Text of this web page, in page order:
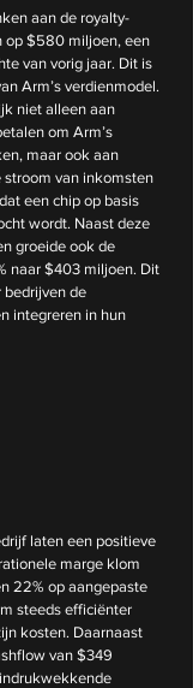
aan de royalty-
op $580 miljoen, een
van vorig jaar. Dit is
Arm’s verdienmodel.
niet alleen aan
om Arm’s
maar ook aan
stroom van inkomsten
een chip op basis
wordt. Naast deze
groeide ook de
naar $403 miljoen. Dit
bedrijven de
integreren in hun
laten een positieve
marge klom
22% op aangepaste
steeds efficiënter
kosten. Daarnaast
van $349